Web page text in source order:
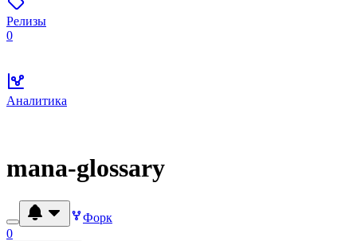
Релизы
0
Аналитика
mana-glossary
Форк
0